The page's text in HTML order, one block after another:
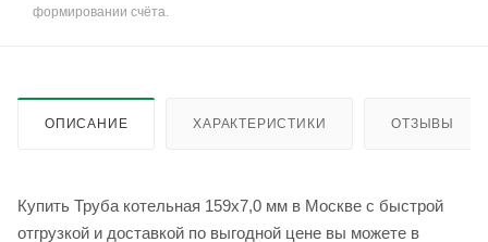
формировании счёта.
ОПИСАНИЕ ХАРАКТЕРИСТИКИ ОТЗЫВЫ
Купить Труба котельная 159х7,0 мм в Москве с быстрой
отгрузкой и доставкой по выгодной цене вы можете в